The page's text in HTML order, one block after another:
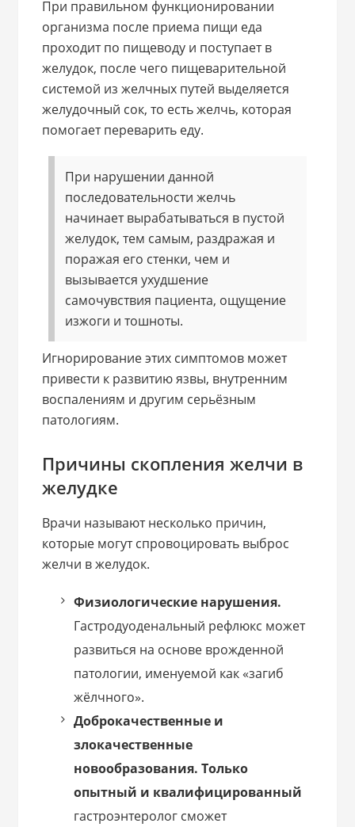
При правильном функционировании
организма после приема пищи еда
проходит по пищеводу и поступает в
желудок, после чего пищеварительной
системой из желчных путей выделяется
желудочный сок, то есть желчь, которая
помогает переварить еду.
При нарушении данной
последовательности желчь
начинает вырабатываться в пустой
желудок, тем самым, раздражая и
поражая его стенки, чем и
вызывается ухудшение
самочувствия пациента, ощущение
изжоги и тошноты.
Игнорирование этих симптомов может
привести к развитию язвы, внутренним
воспалениям и другим серьёзным
патологиям.
Причины скопления желчи в
желудке
Врачи называют несколько причин,
которые могут спровоцировать выброс
желчи в желудок.
Физиологические нарушения.
Гастродуоденальный рефлюкс может
развиться на основе врожденной
патологии, именуемой как «загиб
жёлчного».
Доброкачественные и
злокачественные
новообразования.Только
опытный и квалифицированный
гастроэнтеролог сможет